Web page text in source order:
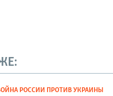
РОССИИ ПРОТИВ УКРАИНЫ